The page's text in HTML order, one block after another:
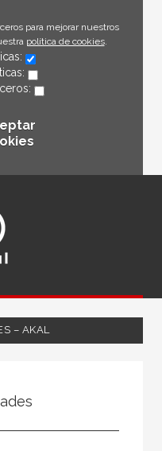
para mejorar nuestros
política de cookies.
– AKAL